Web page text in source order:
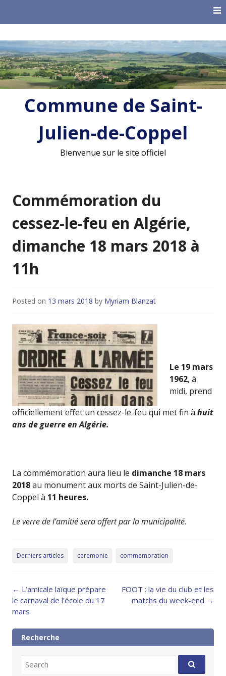
Commune de Saint-
Julien-de-Coppel
Bienvenue sur le site officiel
Commémoration du
cessez-le-feu en Algérie,
dimanche 18 mars 2018 à
11h
Posted on 13 mars 2018 by Myriam Blanzat
Le 19 mars
1962, à
midi, prend
officiellement effet un cessez-le-feu qui met fin à huit
ans de guerre en Algérie.
La commémoration aura lieu le dimanche 18 mars
2018au monument aux morts de Saint-Julien-de-
Coppel à 11 heures.
Le verre de l’amitié sera offert par la municipalité.
Derniers articles ceremonie commemoration
Post
navigation
← L’amicale laïque prépare
le carnaval de l’école du 17
mars
FOOT : la vie du club et les
matchs du week-end →
Recherche
for: